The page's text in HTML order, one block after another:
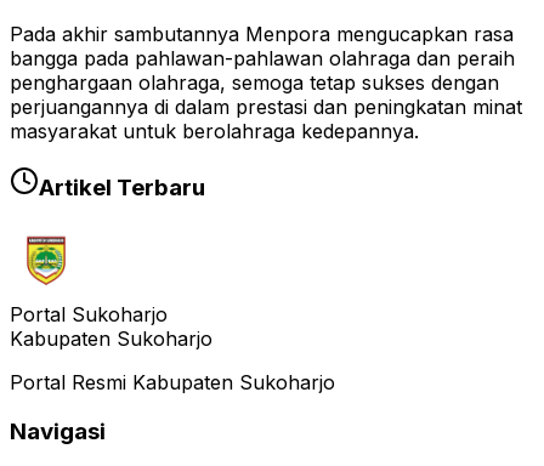
Pada akhir sambutannya Menpora mengucapkan rasa
bangga pada pahlawan-pahlawan olahraga dan peraih
penghargaan olahraga, semoga tetap sukses dengan
perjuangannya di dalam prestasi dan peningkatan minat
masyarakat untuk berolahraga kedepannya.
Artikel Terbaru
Portal Sukoharjo
Kabupaten Sukoharjo
Portal Resmi Kabupaten Sukoharjo
Navigasi